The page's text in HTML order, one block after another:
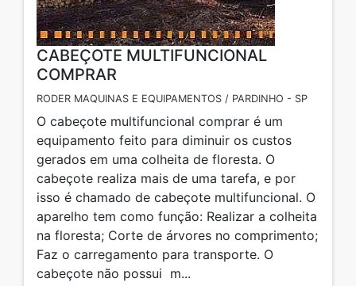
CABEÇOTE MULTIFUNCIONAL
COMPRAR
RODER MAQUINAS E EQUIPAMENTOS / PARDINHO - SP
O cabeçote multifuncional comprar é um
equipamento feito para diminuir os custos
gerados em uma colheita de floresta. O
cabeçote realiza mais de uma tarefa, e por
isso é chamado de cabeçote multifuncional. O
aparelho tem como função: Realizar a colheita
na floresta; Corte de árvores no comprimento;
Faz o carregamento para transporte. O
cabeçote não possui m...